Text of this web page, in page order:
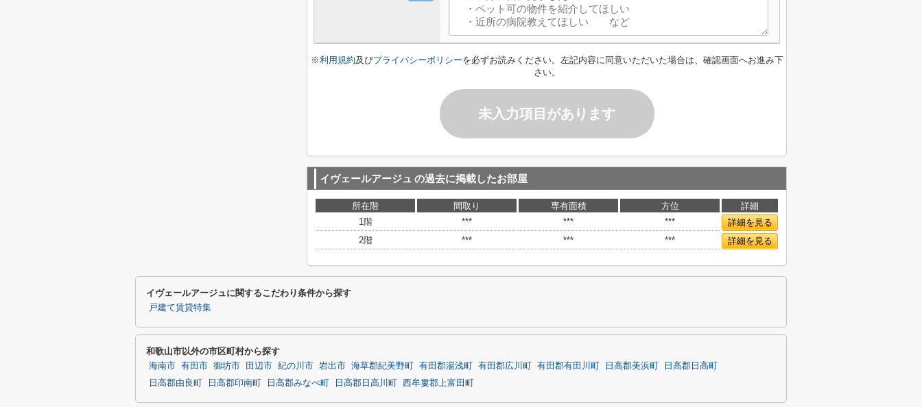
※利用規約及びプライバシーポリシーを必ずお読みください。左記内容に同意いただいた場合は、確認画面へお進み下
さい。
未入力項目があります
イヴェールアージュ の過去に掲載したお部屋
所在階 間取り 専有面積 方位
詳細
1階
*** *** ***
詳細を見る
2階
*** *** *** 詳細を見る
イヴェールアージュに関するこだわり条件から探す
戸建て賃貸特集
和歌山市以外の市区町村から探す
海南市 有田市 御坊市 田辺市 紀の川市 岩出市 海草郡紀美野町 有田郡湯浅町 有田郡広川町 有田郡有田川町 日高郡美浜町
日高郡日高町
日高郡由良町
日高郡印南町 日高郡みなべ町 日高郡日高川町 西牟婁郡上富田町